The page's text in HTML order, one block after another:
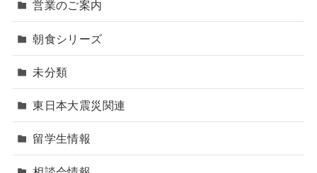
営業のご案内
朝食シリーズ
未分類
東日本大震災関連
留学生情報